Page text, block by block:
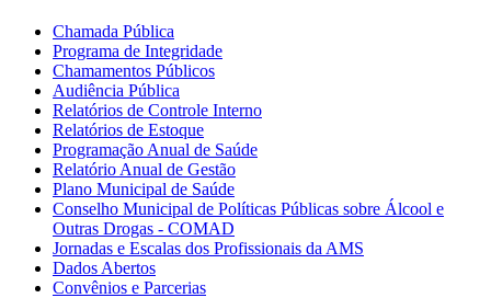
Chamada Pública
Programa de Integridade
Chamamentos Públicos
Audiência Pública
Relatórios de Controle Interno
Relatórios de Estoque
Programação Anual de Saúde
Relatório Anual de Gestão
Plano Municipal de Saúde
Conselho Municipal de Políticas Públicas sobre Álcool e
Outras Drogas - COMAD
Jornadas e Escalas dos Profissionais da AMS
Dados Abertos
Convênios e Parcerias